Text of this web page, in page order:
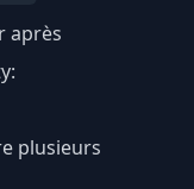
après
plusieurs